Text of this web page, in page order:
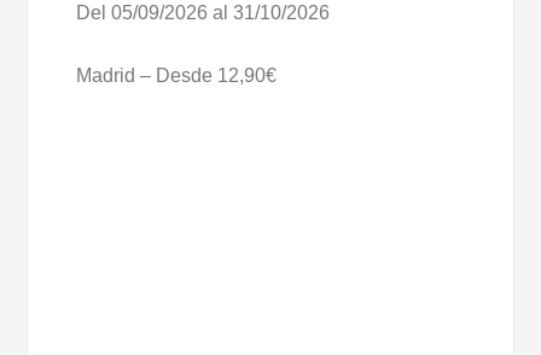
Del 05/09/2026 al 31/10/2026
Madrid – Desde 12,90€